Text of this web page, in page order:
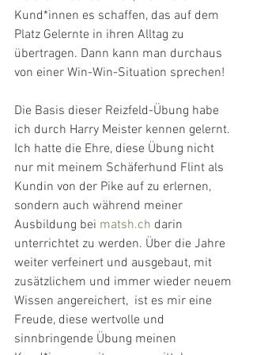
Kund*innen es schaffen, das auf dem
Platz Gelernte in ihren Alltag zu
übertragen. Dann kann man durchaus
von einer Win-Win-Situation sprechen!
Die Basis dieser Reizfeld-Übung habe
ich durch Harry Meister kennen gelernt.
Ich hatte die Ehre, diese Übung nicht
nur mit meinem Schäferhund Flint als
Kundin von der Pike auf zu erlernen,
sondern auch während meiner
Ausbildung bei matsh.ch darin
unterrichtet zu werden. Über die Jahre
weiter verfeinert und ausgebaut, mit
zusätzlichem und immer wieder neuem
Wissen angereichert,  ist es mir eine
Freude, diese wertvolle und
sinnbringende Übung meinen